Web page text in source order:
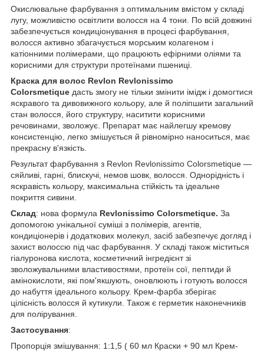
Окислювальне фарбування з оптимальним вмістом у складі
лугу, можливістю освітлити волосся на 4 тони. По всій довжині
забезпечується кондиціонування в процесі фарбування,
волосся активно збагачується морським колагеном і
катіонними полімерами, що працюють ефірними оліями та
корисними для структури протеїнами пшениці.
Краска для волос Revlon Revlonissimo
Colorsmetique дасть змогу не тільки змінити імідж і домогтися
яскравого та дивовижного кольору, але й поліпшити загальний
стан волосся, його структуру, наситити корисними
речовинами, зволожує. Препарат має найлегшу кремову
консистенцію, легко змішується й рівномірно наноситься, має
прекрасну в'язкість.
Результат фарбування з Revlon Revlonissimo Colorsmetique —
сяйливі, гарні, блискучі, немов шовк, волосся. Однорідність і
яскравість кольору, максимальна стійкість та ідеальне
покриття сивини.
Склад: нова формула Revlonissimo Colorsmetique. За
допомогою унікальної суміші з полімерів, агентів,
кондиціонерів і додаткових молекул, засіб забезпечує догляд і
захист волоссю під час фарбування. У складі також міститься
гіалуронова кислота, косметичний інгредієнт зі
зволожувальними властивостями, протеїн сої, пептиди й
амінокислоти, які пом'якшують, оновлюють і готують волосся
до набуття ідеального кольору. Крем-фарба зберігає
цілісність волосся й кутикули. Також є герметик наконечників
для полірування.
Застосування:
Пропорція змішування: 1:1,5 ( 60 мл Краски + 90 мл Крем-